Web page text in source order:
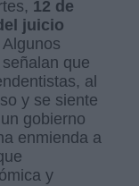
12 de
juicio
Algunos
que
al
y se siente
gobierno
enmienda a
y